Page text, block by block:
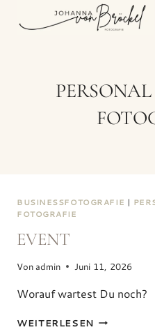
Inhalt
BUSINESSFOTOGRAFIE |
FOTOGRAFIE
EVENT
Vonadmin Juni 11, 2026
Worauf wartest Du noch?
WEITERLESEN EVENT